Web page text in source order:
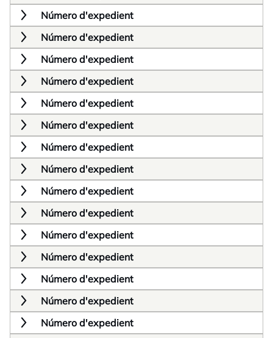
Número d'expedient
Número d'expedient
Número d'expedient
Número d'expedient
Número d'expedient
Número d'expedient
Número d'expedient
Número d'expedient
Número d'expedient
Número d'expedient
Número d'expedient
Número d'expedient
Número d'expedient
Número d'expedient
Número d'expedient